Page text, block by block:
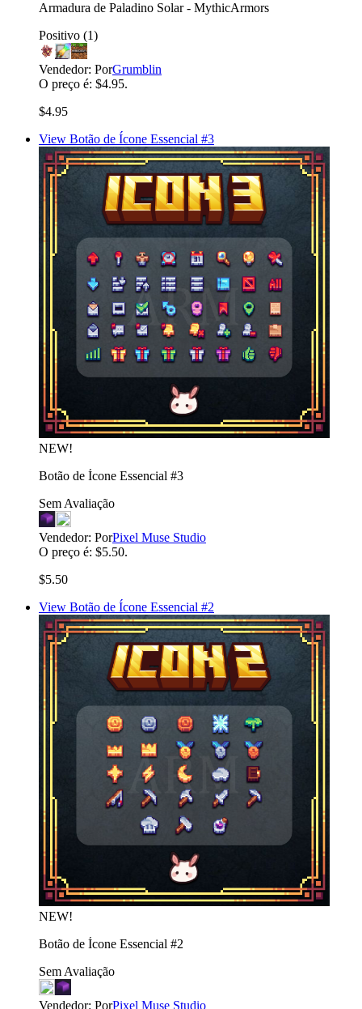
Armadura de Paladino Solar - MythicArmors
Positivo (1)
Vendedor: PorGrumblin
O preço é: $4.95.
$4.95
View Botão de Ícone Essencial #3
NEW!
Botão de Ícone Essencial #3
Sem Avaliação
Vendedor: PorPixel Muse Studio
O preço é: $5.50.
$5.50
View Botão de Ícone Essencial #2
NEW!
Botão de Ícone Essencial #2
Sem Avaliação
Vendedor: PorPixel Muse Studio